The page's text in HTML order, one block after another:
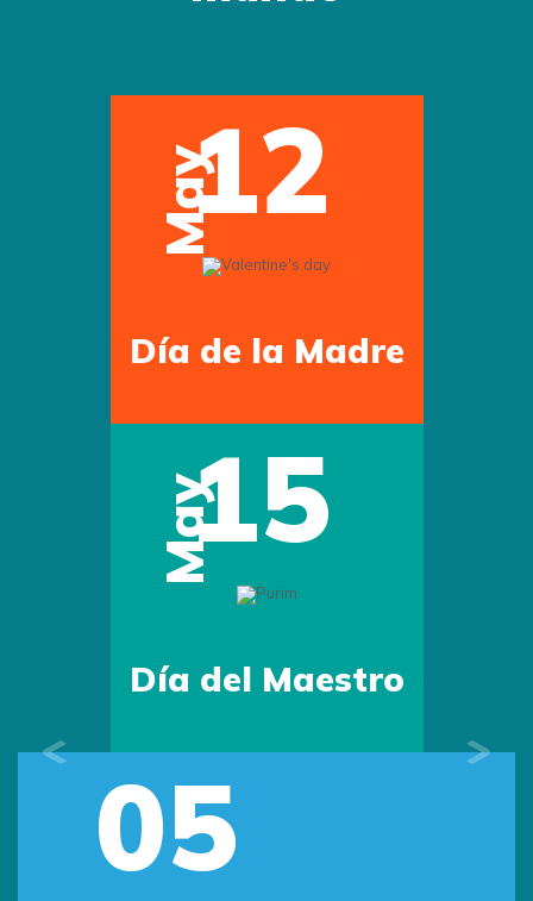
May
12
Día de la Madre
May
15
Día del Maestro
05
Previous Next